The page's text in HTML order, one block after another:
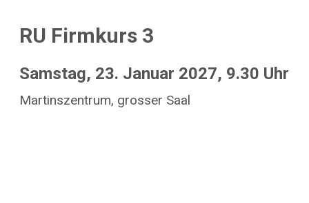
RU Firmkurs 3
Samstag, 23. Januar 2027, 9.30 Uhr
Martinszentrum, grosser Saal